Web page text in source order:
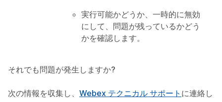
実行可能かどうか、一時的に無効
にして、問題が残っているかどう
かを確認します。
それでも問題が発生しますか?
次の情報を収集し、 Webex テクニカル サポート に連絡し